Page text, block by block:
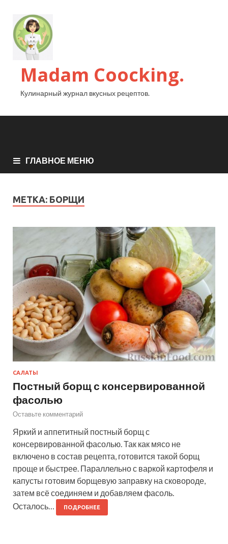
Madam Coocking.
Кулинарный журнал вкусных рецептов.
ГЛАВНОЕ МЕНЮ
МЕТКА: БОРЩИ
САЛАТЫ
Постный борщ с консервированной
фасолью
Оставьте комментарий
Яркий и аппетитный постный борщ с
консервированной фасолью. Так как мясо не
включено в состав рецепта, готовится такой борщ
проще и быстрее. Параллельно с варкой картофеля и
капусты готовим борщевую заправку на сковороде,
затем всё соединяем и добавляем фасоль.
Осталось…
ПОДРОБНЕЕ